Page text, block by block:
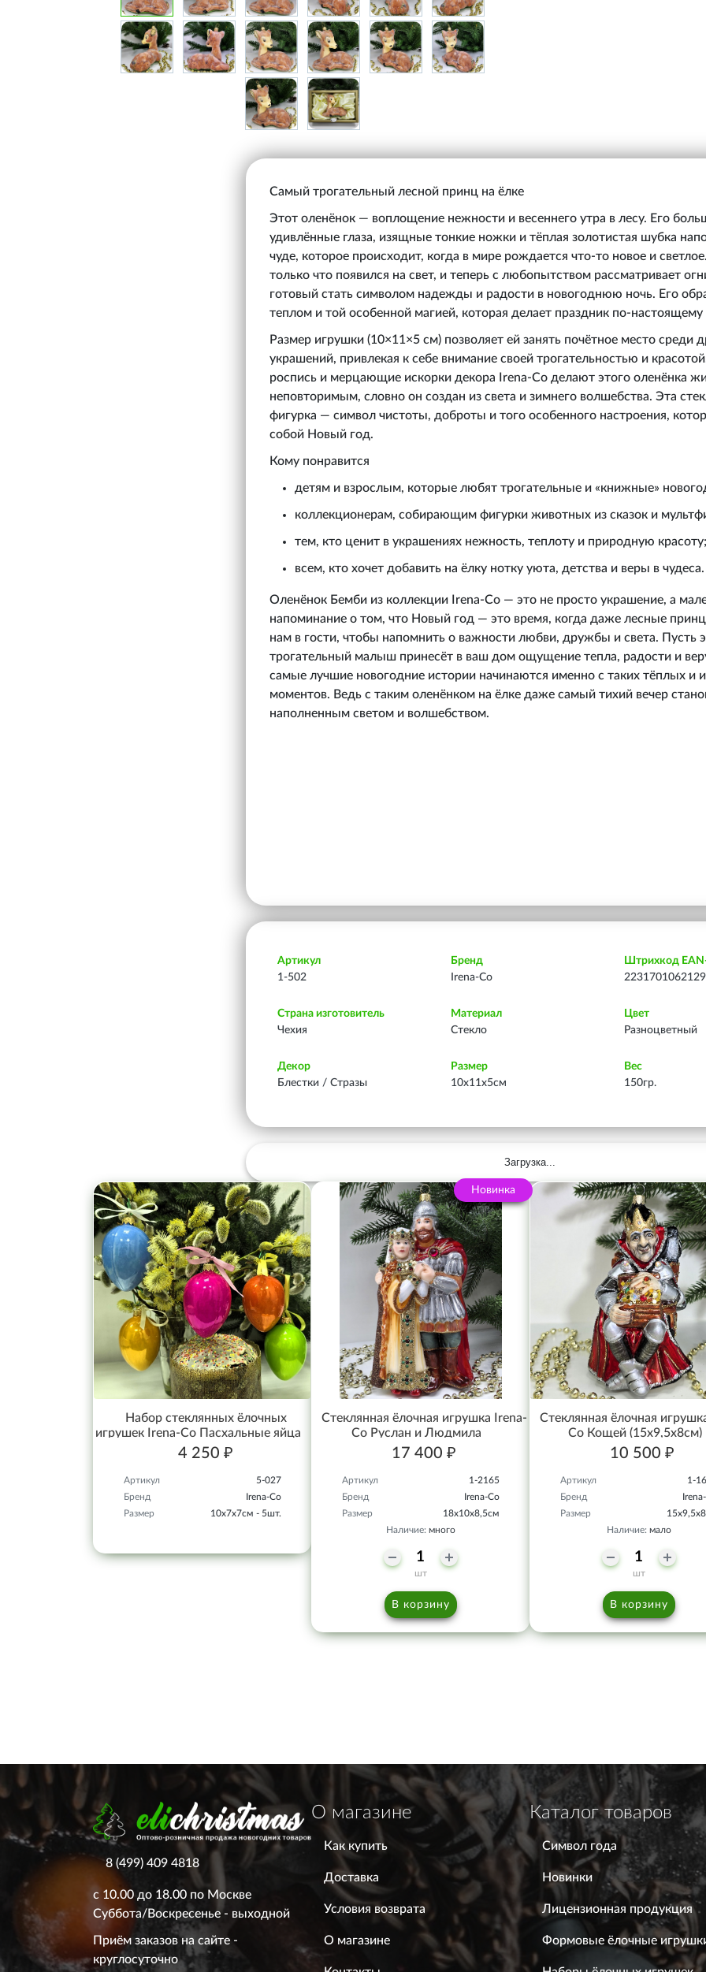
Самый трогательный лесной принц на ёлке
Этот оленёнок — воплощение нежности и весеннего утра в лесу. Его
удивлённые глаза, изящные тонкие ножки и тёплая золотистая шубка
чуде, которое происходит, когда в мире рождается что-то новое и
только что появился на свет, и теперь с любопытством рассматривает
готовый стать символом надежды и радости в новогоднюю ночь. Его
теплом и той особенной магией, которая делает праздник по-
Размер игрушки (10×11×5 см) позволяет ей занять почётное место среди
украшений, привлекая к себе внимание своей трогательностью и
роспись и мерцающие искорки декора Irena‑Co делают этого оленёнка
неповторимым, словно он создан из света и зимнего волшебства. Эта
фигурка — символ чистоты, доброты и того особенного настроения,
собой Новый год.
Кому понравится
детям и взрослым, которые любят трогательные и «книжные»
коллекционерам, собирающим фигурки животных из сказок и
тем, кто ценит в украшениях нежность, теплоту и природную красоту;
всем, кто хочет добавить на ёлку нотку уюта, детства и веры в чудеса.
Оленёнок Бемби из коллекции Irena‑Co — это не просто украшение, а
напоминание о том, что Новый год — это время, когда даже лесные
нам в гости, чтобы напомнить о важности любви, дружбы и света. Пусть
трогательный малыш принесёт в ваш дом ощущение тепла, радости и
самые лучшие новогодние истории начинаются именно с таких тёплых и
моментов. Ведь с таким оленёнком на ёлке даже самый тихий вечер
наполненным светом и волшебством.
Артикул
1-502
Бренд
Irena-Co
Штрихкод
2231701062129
Страна изготовитель
Чехия
Материал
Стекло
Цвет
Разноцветный
Декор
Блестки / Стразы
Размер
10х11х5см
Вес
150гр.
Загрузка...
Набор стеклянных ёлочных
игрушек Irena-Co Пасхальные яйца
4 250 ₽
Артикул
5-027
Бренд
Irena-Co
Размер
10х7х7см - 5шт.
Новинка
Стеклянная ёлочная игрушка Irena-
Co Руслан и Людмила
17 400 ₽
Артикул
1-2165
Бренд
Irena-Co
Размер
18х10х8,5см
Наличие: много
шт
В корзину
Стеклянная ёлочная
Co Кощей (15х9,5х8см)
10 500 ₽
Артикул
1-
Бренд
Размер
Наличие: мало
шт
В корзину
О магазине
Как купить
Доставка
Условия возврата
О магазине
Каталог товаров
Символ года
Новинки
Лицензионная продукция
Формовые ёлочные
8 (499) 409 4818
с 10.00 до 18.00 по Москве
Суббота/Воскресенье - выходной
Приём заказов на сайте -
круглосуточно